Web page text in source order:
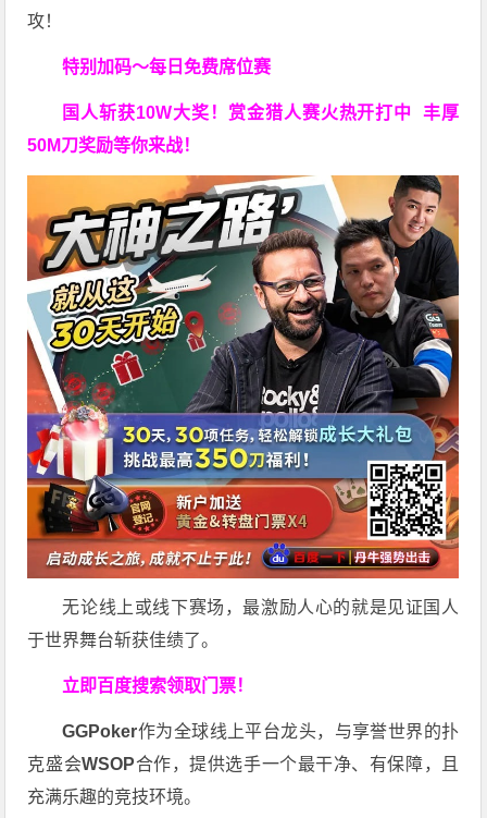
攻！
特别加码～每日免费席位赛
国人斩获10W大奖！ 赏金猎人赛火热开打中 丰厚
50M刀奖励等你来战！
无论线上或线下赛场，最激励人心的就是见证国人
于世界舞台斩获佳绩了。
立即百度搜索领取门票！
GGPoker作为全球线上平台龙头，与享誉世界的扑
克盛会WSOP合作，提供选手一个最干净、有保障，且
充满乐趣的竞技环境。